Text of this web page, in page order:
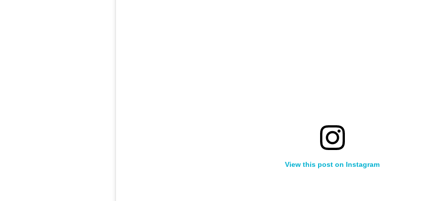
View this post on Instagram